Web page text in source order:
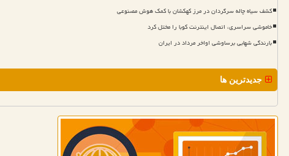
کشف سیاه چاله سرگردان در مرز کهکشان با کمک هوش مصنوعی
خاموشی سراسری، اتصال اینترنت کوبا را مختل کرد
بارندگی شهابی برساوشی اواخر مرداد در ایران
جدیدترین ها